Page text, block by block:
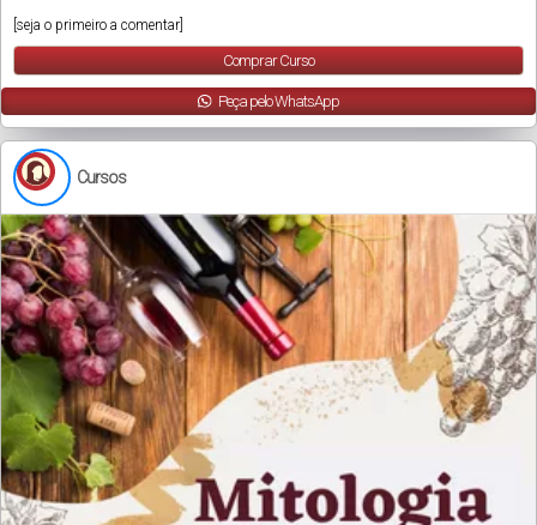
[seja o primeiro a comentar]
Comprar Curso
Peça pelo WhatsApp
Cursos